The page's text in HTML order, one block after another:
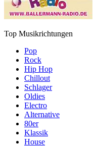
Top Musikrichtungen
Pop
Rock
Hip Hop
Chillout
Schlager
Oldies
Electro
Alternative
80er
Klassik
House